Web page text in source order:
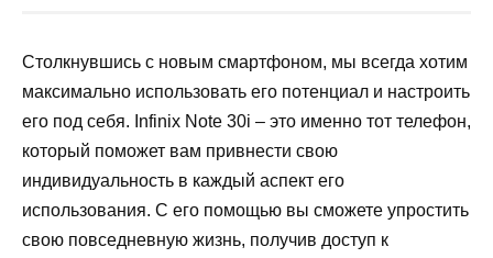
Столкнувшись с новым смартфоном, мы всегда хотим
максимально использовать его потенциал и настроить
его под себя. Infinix Note 30i – это именно тот телефон,
который поможет вам привнести свою
индивидуальность в каждый аспект его
использования. С его помощью вы сможете упростить
свою повседневную жизнь, получив доступ к